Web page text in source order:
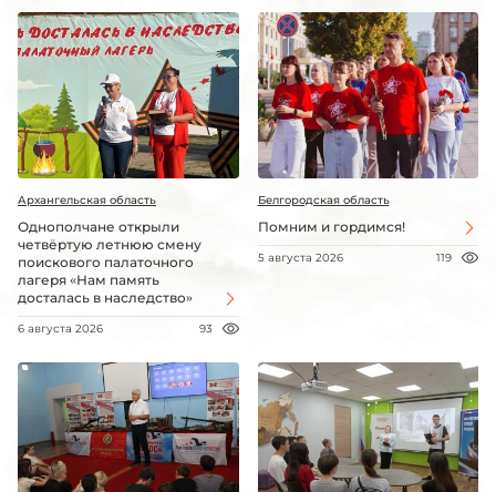
Архангельская область
Однополчане открыли
четвёртую летнюю смену
поискового палаточного
лагеря «Нам память
досталась в наследство»
6 августа 2026 93
Белгородская область
Помним и гордимся!
5 августа 2026 119